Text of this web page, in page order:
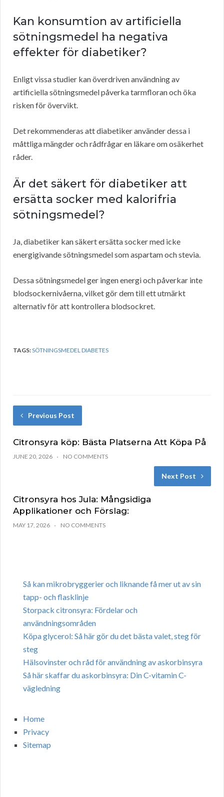
Kan konsumtion av artificiella
sötningsmedel ha negativa
effekter för diabetiker?
Enligt vissa studier kan överdriven användning av
artificiella sötningsmedel påverka tarmfloran och öka
risken för övervikt.
Det rekommenderas att diabetiker använder dessa i
måttliga mängder och rådfrågar en läkare om osäkerhet
råder.
Är det säkert för diabetiker att
ersätta socker med kalorifria
sötningsmedel?
Ja, diabetiker kan säkert ersätta socker med icke
energigivande sötningsmedel som aspartam och stevia.
Dessa sötningsmedel ger ingen energi och påverkar inte
blodsockernivåerna, vilket gör dem till ett utmärkt
alternativ för att kontrollera blodsockret.
TAGS:SÖTNINGSMEDEL DIABETES
Previous Post
Citronsyra köp: Bästa Platserna Att Köpa På
JUNE 20, 2026 NO COMMENTS
Next Post
Citronsyra hos Jula: Mångsidiga
Applikationer och Förslag:
MAY 17, 2026 NO COMMENTS
Så kan mikrobryggerier och liknande få mer ut av sin
tapp- och flasklinje
Storpack citronsyra: Fördelar och
användningsområden
Köpa glycerol: Så här gör du det bästa valet, steg för
steg
Hälsovinster och råd för användning av askorbinsyra
Så här skaffar du askorbinsyra: Din C-vitamin C-
vägledning
Home
Privacy
Sitemap